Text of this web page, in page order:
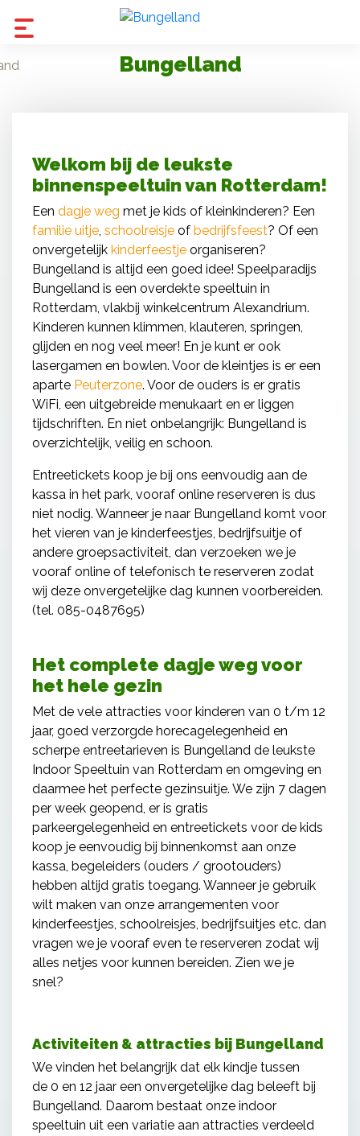
Bungelland
Welkom bij de leukste
binnenspeeltuin van Rotterdam!
Een dagje weg met je kids of kleinkinderen? Een
familie uitje, schoolreisje of bedrijfsfeest? Of een
onvergetelijk kinderfeestje organiseren?
Bungelland is altijd een goed idee! Speelparadijs
Bungelland is een overdekte speeltuin in
Rotterdam, vlakbij winkelcentrum Alexandrium.
Kinderen kunnen klimmen, klauteren, springen,
glijden en nog veel meer! En je kunt er ook
lasergamen en bowlen. Voor de kleintjes is er een
aparte Peuterzone. Voor de ouders is er gratis
WiFi, een uitgebreide menukaart en er liggen
tijdschriften. En niet onbelangrijk: Bungelland is
overzichtelijk, veilig en schoon.
Entreetickets koop je bij ons eenvoudig aan de
kassa in het park, vooraf online reserveren is dus
niet nodig. Wanneer je naar Bungelland komt voor
het vieren van je kinderfeestjes, bedrijfsuitje of
andere groepsactiviteit, dan verzoeken we je
vooraf online of telefonisch te reserveren zodat
wij deze onvergetelijke dag kunnen voorbereiden.
(tel. 085-0487695)
Het complete dagje weg voor
het hele gezin
Met de vele attracties voor kinderen van 0 t/m 12
jaar, goed verzorgde horecagelegenheid en
scherpe entreetarieven is Bungelland de leukste
Indoor Speeltuin van Rotterdam en omgeving en
daarmee het perfecte gezinsuitje. We zijn 7 dagen
per week geopend, er is gratis
parkeergelegenheid en entreetickets voor de kids
koop je eenvoudig bij binnenkomst aan onze
kassa, begeleiders (ouders / grootouders)
hebben altijd gratis toegang. Wanneer je gebruik
wilt maken van onze arrangementen voor
kinderfeestjes, schoolreisjes, bedrijfsuitjes etc. dan
vragen we je vooraf even te reserveren zodat wij
alles netjes voor kunnen bereiden. Zien we je
snel?
Activiteiten & attracties bij Bungelland
We vinden het belangrijk dat elk kindje tussen
de 0 en 12 jaar een onvergetelijke dag beleeft bij
Bungelland. Daarom bestaat onze indoor
speeltuin uit een variatie aan attracties verdeeld